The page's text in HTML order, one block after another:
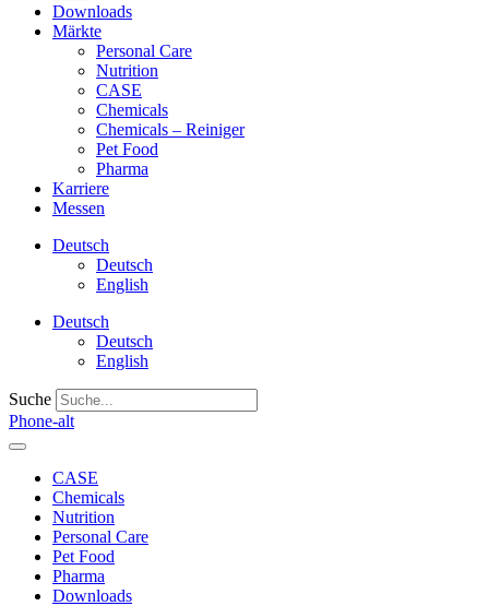
Downloads
Märkte
Personal Care
Nutrition
CASE
Chemicals
Chemicals – Reiniger
Pet Food
Pharma
Karriere
Messen
Deutsch
Deutsch
English
Deutsch
Deutsch
English
Suche
Phone-alt
CASE
Chemicals
Nutrition
Personal Care
Pet Food
Pharma
Downloads